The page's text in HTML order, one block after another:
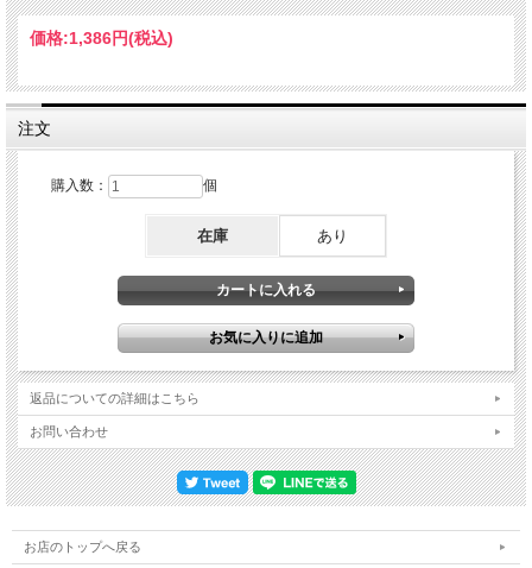
#1b（７公演）・１月15日ー２月13日：北米#2（21公演）←※HERE IN NEW
HAVEN 1982・２月16日ー20日：南米（４公演）・３月12日ー４月22日：北米
#3（29公演）←★ココ★・７月２日ー31日：欧州#2（５公演）←※GATESHEAD
MACHINE』にまつわる活動全景。『GATESHEAD 1982』は公式映像『LIVE
GHOST IN THE MACHINE』と同じショウのライヴアルバム版で、母国イギリスで
の記録。本作のヒューストン公演は、その約３ヶ月前にあたる「北米#3」の７公演
目でした。そんなショウを伝える本作は、まさに美のサウンドボード。以前から知
た最新版なのです。そのサウンドは、まさに「完全オフィシャル級」。何しろ
『GATESHEAD 1982』よりディテールが細やかで１音１音のニュンスやギターに
掛けられるちょっとしたエフェクトまで超鮮明。この凄みは、マスター・ダイレク
トだからこそでしょう。とにかく細部の微細部まで潰れや歪みが見られず、隅々ま
でナチュラルなのです。この感覚は、言わばブートレッグと言うより公式の高音質
CD的なレベル。つまり「モービル・フィディリティ」「ニンバス・スーパーカッ
ト」のように、いかに磁気テープに残された音を忠実にデジタル化するか、どこま
にも均整の美が感じられる。ここは不思議でもあるのですが、本作は卓直結かと思
うほど大歓声が遠い一方、現場ミックスにしてはアンサンブルが整いすぎている。
生演奏への美意識の高いFM放送だったのか、あるいは偶然に奇跡バランスで録音
えた逸品なのです。そんな淡麗の美音で描かれるのは、貴重な“GHOST IN THE
MACHINE Tour”の生演奏。残念ながら冒頭３曲が欠けているのでフルではないの
ですが、それでも約79分たっぷりと楽しめる。このツアーだけの限定曲も披露され
ていますので、その内容もチェックしておきましょう。ゴースト・イン・ザ・マシ
ーン（５曲）・Spirits in the Material World／Hungry For You（＊）／Demolition
Man／One World (Not Three)／Invisible Sun その他（９曲）・アウトランドス・ダ
On the Moon／Bring On The Night・ゼニヤッタ・モンダッタ：When the World Is
価格:1,386円(税込)
注文
購入数： 個
在庫 あり
返品についての詳細はこちら
お問い合わせ
お店のトップへ戻る